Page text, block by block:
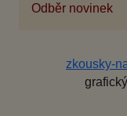
Odběr novinek
zkousky-